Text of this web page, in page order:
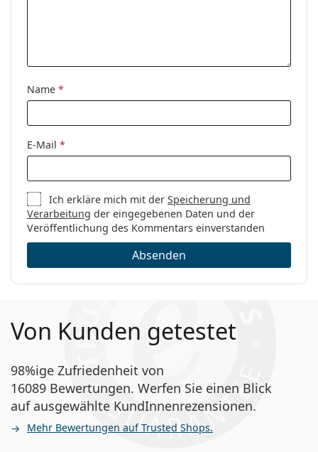
Name *
E-Mail *
Ich erkläre mich mit derSpeicherung und
Verarbeitung der eingegebenen Daten und der
Veröffentlichung des Kommentars einverstanden
Absenden
Von Kunden getestet
98%ige Zufriedenheit von
16089 Bewertungen. Werfen Sie einen Blick
auf ausgewählte KundInnenrezensionen.
Mehr Bewertungen auf Trusted Shops.